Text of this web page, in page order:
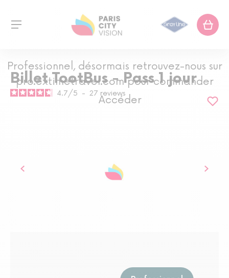
Professionnel, désormais retrouvez-nous sur
pro.extimetravel.com pour commander
Accéder
Billet TootBus - Pass 1 jour
4.7/5 - 27 reviews